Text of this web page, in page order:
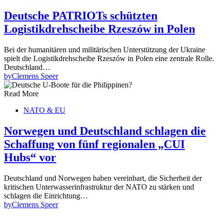
Deutsche PATRIOTs schützten
Logistikdrehscheibe Rzeszów in Polen
Bei der humanitären und militärischen Unterstützung der Ukraine
spielt die Logistikdrehscheibe Rzeszów in Polen eine zentrale Rolle.
Deutschland…
byClemens Speer
Read More
NATO & EU
Norwegen und Deutschland schlagen die
Schaffung von fünf regionalen „CUI
Hubs“ vor
Deutschland und Norwegen haben vereinbart, die Sicherheit der
kritischen Unterwasserinfrastruktur der NATO zu stärken und
schlagen die Einrichtung…
byClemens Speer